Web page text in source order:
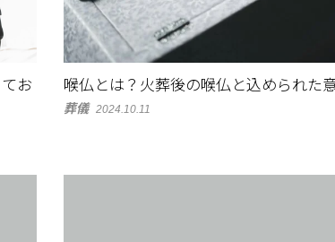
お
喉仏とは？火葬後の喉仏と込められた
葬儀 2024.10.11